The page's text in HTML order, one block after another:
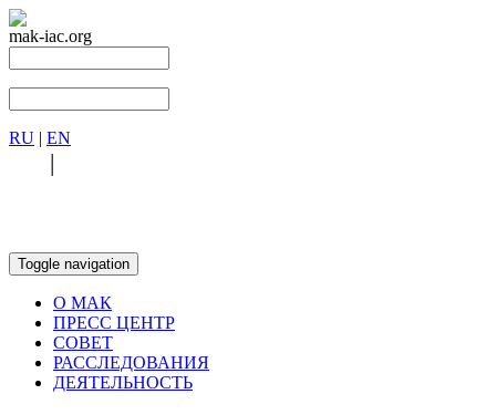
mak-iac.org
RU | EN
|
Toggle navigation
О МАК
ПРЕСС ЦЕНТР
СОВЕТ
РАССЛЕДОВАНИЯ
ДЕЯТЕЛЬНОСТЬ